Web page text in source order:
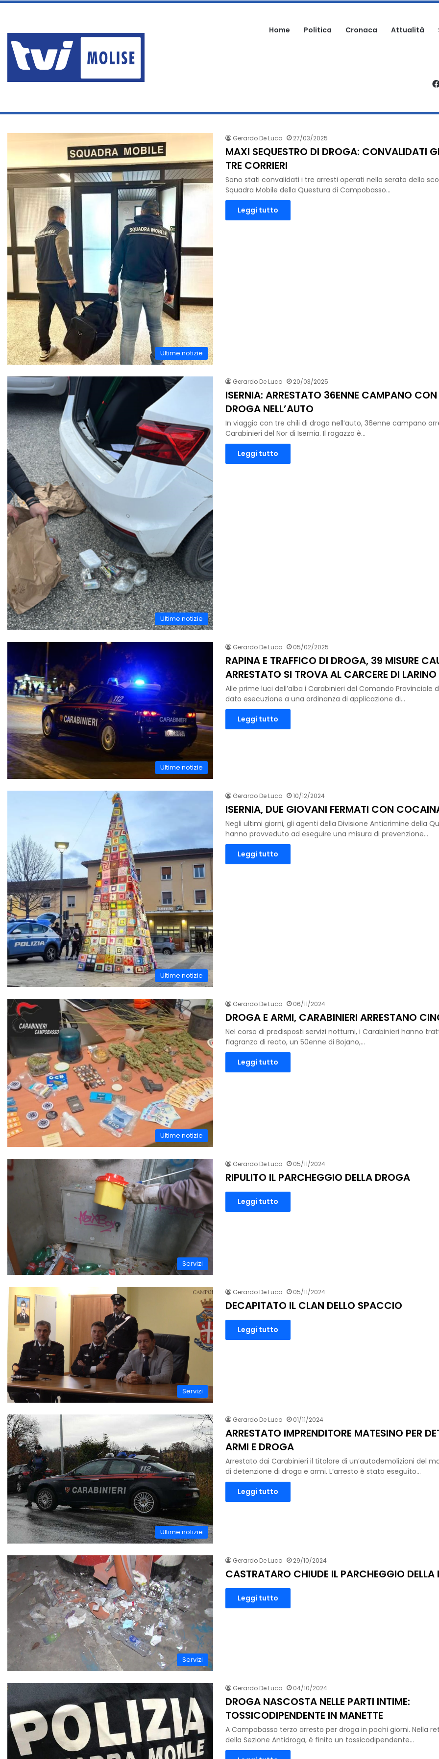
Home Politica Cronaca Attualità
sabato, Agosto 8 2026
DROGA
Ultime notizie
Gerardo De Luca 27/03/2025
MAXI SEQUESTRO DI DROGA: CONVALIDATI
TRE CORRIERI
Sono stati convalidati i tre arresti operati nella serata dello
Squadra Mobile della Questura di Campobasso…
Leggi tutto
Ultime notizie
Gerardo De Luca 20/03/2025
ISERNIA: ARRESTATO 36ENNE CAMPANO
DROGA NELL’AUTO
In viaggio con tre chili di droga nell’auto, 36enne campano
Carabinieri del Nor di Isernia. Il ragazzo è…
Leggi tutto
Ultime notizie
Gerardo De Luca 05/02/2025
RAPINA E TRAFFICO DI DROGA, 39 MISURE
ARRESTATO SI TROVA AL CARCERE DI LARINO
Alle prime luci dell’alba i Carabinieri del Comando Provinciale
dato esecuzione a una ordinanza di applicazione di…
Leggi tutto
Ultime notizie
Gerardo De Luca 10/12/2024
ISERNIA, DUE GIOVANI FERMATI CON
Negli ultimi giorni, gli agenti della Divisione Anticrimine della
hanno provveduto ad eseguire una misura di prevenzione…
Leggi tutto
Ultime notizie
Gerardo De Luca 06/11/2024
DROGA E ARMI, CARABINIERI ARRESTANO
Nel corso di predisposti servizi notturni, i Carabinieri hanno
flagranza di reato, un 50enne di Bojano,…
Leggi tutto
Servizi
Gerardo De Luca 05/11/2024
RIPULITO IL PARCHEGGIO DELLA DROGA
Leggi tutto
Servizi
Gerardo De Luca 05/11/2024
DECAPITATO IL CLAN DELLO SPACCIO
Leggi tutto
Ultime notizie
Gerardo De Luca 01/11/2024
ARRESTATO IMPRENDITORE MATESINO PER
ARMI E DROGA
Arrestato dai Carabinieri il titolare di un’autodemolizioni del
di detenzione di droga e armi. L’arresto è stato eseguito…
Leggi tutto
Servizi
Gerardo De Luca 29/10/2024
CASTRATARO CHIUDE IL PARCHEGGIO DELLA
Leggi tutto
Gerardo De Luca 04/10/2024
DROGA NASCOSTA NELLE PARTI INTIME:
TOSSICODIPENDENTE IN MANETTE
A Campobasso terzo arresto per droga in pochi giorni. Nella
della Sezione Antidroga, è finito un tossicodipendente…